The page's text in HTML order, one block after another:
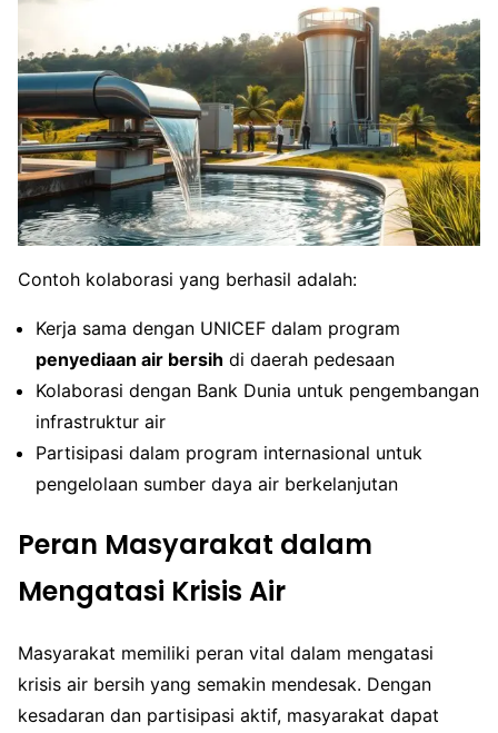
Contoh kolaborasi yang berhasil adalah:
Kerja sama dengan UNICEF dalam program
penyediaan air bersih di daerah pedesaan
Kolaborasi dengan Bank Dunia untuk pengembangan
infrastruktur air
Partisipasi dalam program internasional untuk
pengelolaan sumber daya air berkelanjutan
Peran Masyarakat dalam
Mengatasi Krisis Air
Masyarakat memiliki peran vital dalam mengatasi
krisis air bersih yang semakin mendesak. Dengan
kesadaran dan partisipasi aktif, masyarakat dapat